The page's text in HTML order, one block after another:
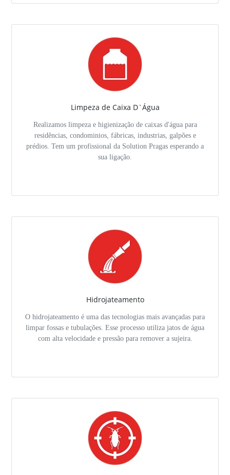
Limpeza de Caixa D`Água
Realizamos limpeza e higienização de caixas d'água para
residências, condominios, fábricas, industrias, galpões e
prédios. Tem um profissional da Solution Pragas esperando a
sua ligação.
Hidrojateamento
O hidrojateamento é uma das tecnologias mais avançadas para
limpar fossas e tubulações. Esse processo utiliza jatos de água
com alta velocidade e pressão para remover a sujeira.